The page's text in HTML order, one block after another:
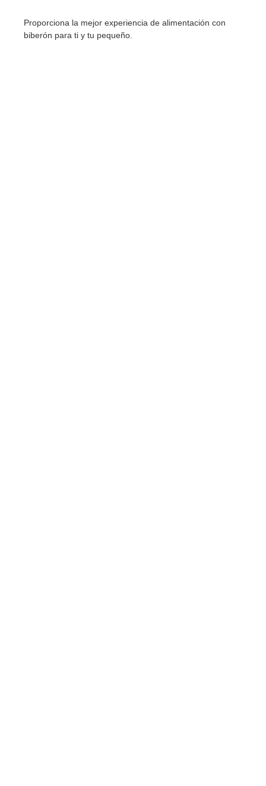
Proporciona la mejor experiencia de alimentación con
biberón para ti y tu pequeño.​